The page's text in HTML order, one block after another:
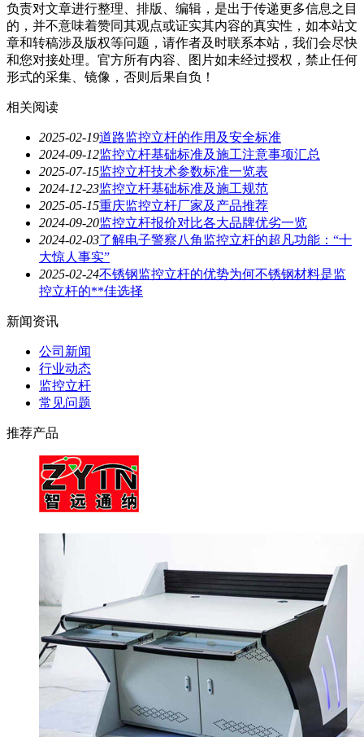
负责对文章进行整理、排版、编辑，是出于传递更多信息之目
的，并不意味着赞同其观点或证实其内容的真实性，如本站文
章和转稿涉及版权等问题，请作者及时联系本站，我们会尽快
和您对接处理。官方所有内容、图片如未经过授权，禁止任何
形式的采集、镜像，否则后果自负！
相关阅读
2025-02-19道路监控立杆的作用及安全标准
2024-09-12监控立杆基础标准及施工注意事项汇总
2025-07-15监控立杆技术参数标准一览表
2024-12-23监控立杆基础标准及施工规范
2025-05-15重庆监控立杆厂家及产品推荐
2024-09-20监控立杆报价对比各大品牌优劣一览
2024-02-03了解电子警察八角监控立杆的超凡功能：“十
大惊人事实”
2025-02-24不锈钢监控立杆的优势为何不锈钢材料是监
控立杆的**佳选择
新闻资讯
公司新闻
行业动态
监控立杆
常见问题
推荐产品